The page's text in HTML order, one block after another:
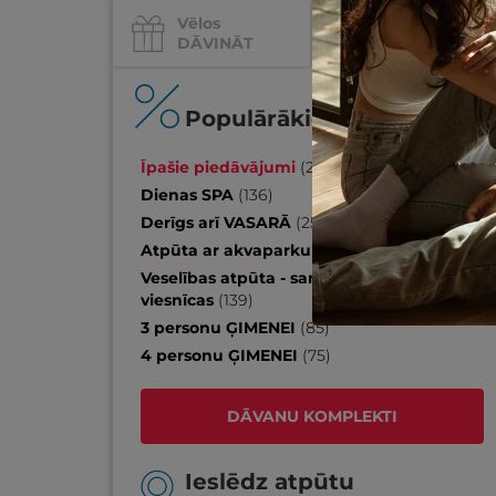
Vēlos
DĀVINĀT
Vēlos
IZKLAIDI
Populārākie piedāvājumi
Īpašie piedāvājumi (20)
Dienas SPA (136)
Derīgs arī VASARĀ (259)
Atpūta ar akvaparku ( 22)
Veselības atpūta - sanatorijas, SPA
viesnīcas (139)
3 personu ĢIMENEI (85)
4 personu ĢIMENEI (75)
DĀVANU KOMPLEKTI
Ieslēdz atpūtu